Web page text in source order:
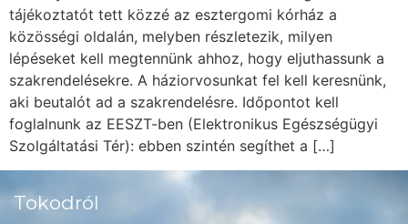
tájékoztatót tett közzé az esztergomi kórház a
közösségi oldalán, melyben részletezik, milyen
lépéseket kell megtennünk ahhoz, hogy eljuthassunk a
szakrendelésekre. A háziorvosunkat fel kell keresnünk,
aki beutalót ad a szakrendelésre. Időpontot kell
foglalnunk az EESZT-ben (Elektronikus Egészségügyi
Szolgáltatási Tér): ebben szintén segíthet a […]
Tokodról